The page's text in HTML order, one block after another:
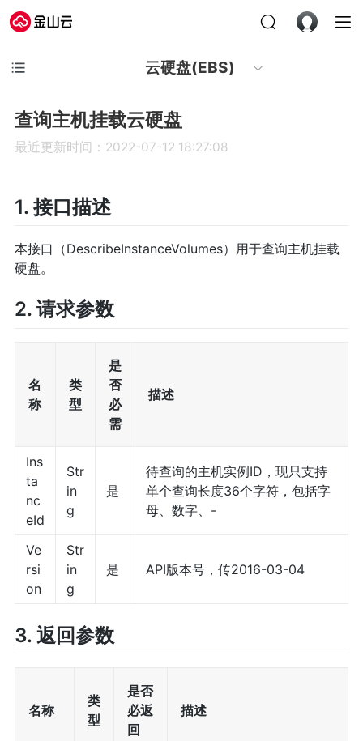
云硬盘(EBS)
查询主机挂载云硬盘
最近更新时间：2022-07-12 18:27:08
1. 接口描述
本接口（DescribeInstanceVolumes）用于查询主机挂载
硬盘。
2. 请求参数
名
称
类
型
是
否
必
需
描述
Ins
ta
nc
eId
Str
in
g
是
待查询的主机实例ID，现只支持
单个查询长度36个字符，包括字
母、数字、-
Ve
rsi
on
Str
in
g
是 API版本号，传2016-03-04
3. 返回参数
名称
类
型
是否
必返
回
描述